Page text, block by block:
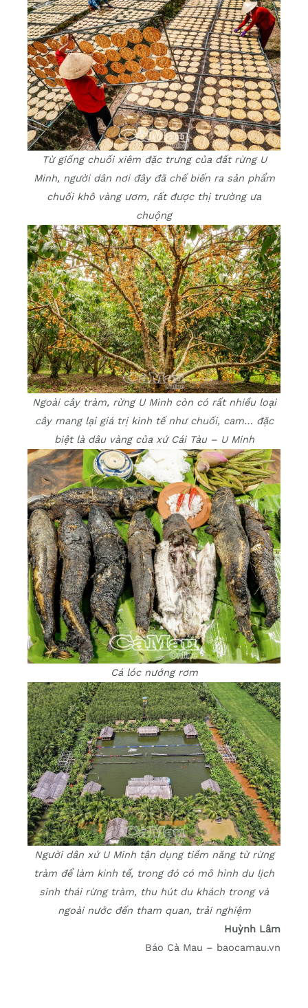
Từ giống chuối xiêm đặc trưng của đất rừng U
Minh, người dân nơi đây đã chế biến ra sản phẩm
chuối khô vàng ươm, rất được thị trường ưa
chuộng
Ngoài cây tràm, rừng U Minh còn có rất nhiều loại
cây mang lại giá trị kinh tế như chuối, cam… đặc
biệt là dâu vàng của xứ Cái Tàu – U Minh
Cá lóc nướng rơm
Người dân xứ U Minh tận dụng tiềm năng từ rừng
tràm để làm kinh tế, trong đó có mô hình du lịch
sinh thái rừng tràm, thu hút du khách trong và
ngoài nước đến tham quan, trải nghiệm
Huỳnh Lâm
Báo Cà Mau – baocamau.vn